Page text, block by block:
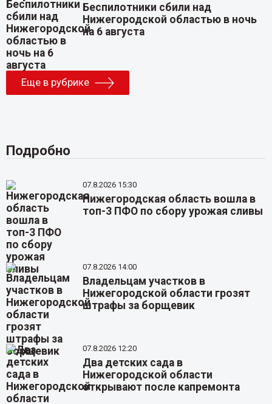
Беспилотники сбили над
Нижегородской областью в ночь
на 6 августа
Еще в рубрике
Подробно
07.8.2026 15:30
Нижегородская область вошла в
топ-3 ПФО по сбору урожая сливы
07.8.2026 14:00
Владельцам участков в
Нижегородской области грозят
штрафы за борщевик
07.8.2026 12:20
Два детских сада в
Нижегородской области
открывают после капремонта